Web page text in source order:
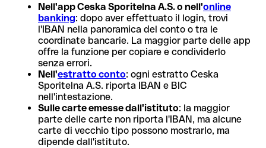
Nell'app Ceska Sporitelna A.S. o nell'online
banking: dopo aver effettuato il login, trovi
l'IBAN nella panoramica del conto o tra le
coordinate bancarie. La maggior parte delle app
offre la funzione per copiare e condividerlo
senza errori.
Nell'estratto conto: ogni estratto Ceska
Sporitelna A.S. riporta IBAN e BIC
nell'intestazione.
Sulle carte emesse dall'istituto: la maggior
parte delle carte non riporta l'IBAN, ma alcune
carte di vecchio tipo possono mostrarlo, ma
dipende dall'istituto.